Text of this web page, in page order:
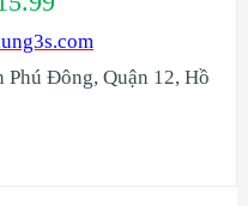
Phú Đông, Quận 12, Hồ